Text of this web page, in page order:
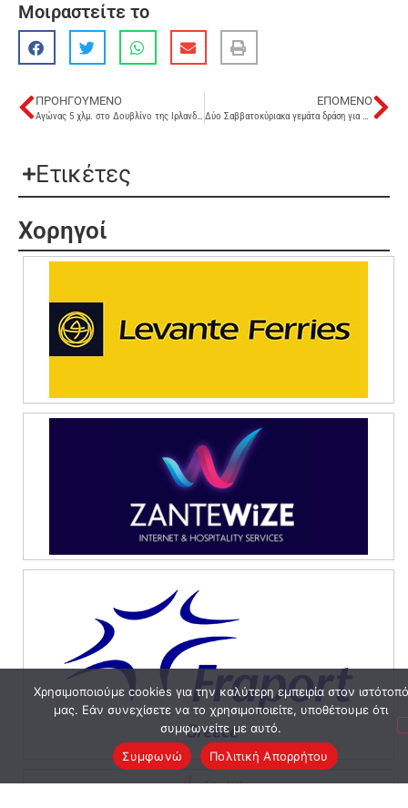
Μοιραστείτε το
ΠΡΟΗΓΟΎΜΕΝΟ
Αγώνας 5 χλμ. στο Δουβλίνο της Ιρλανδίας
ΕΠΌΜΕΝΟ
Δύο Σαββατοκύριακα γεμάτα δράση για την ομάδα Στίβου της ΑΓΕΖ!
Ετικέτες
Χορηγοί
Χρησιμοποιούμε cookies για την καλύτερη εμπειρία στον ιστότοπό
μας. Εάν συνεχίσετε να το χρησιμοποιείτε, υποθέτουμε ότι
συμφωνείτε με αυτό.
Συμφωνώ
Πολιτική Απορρήτου